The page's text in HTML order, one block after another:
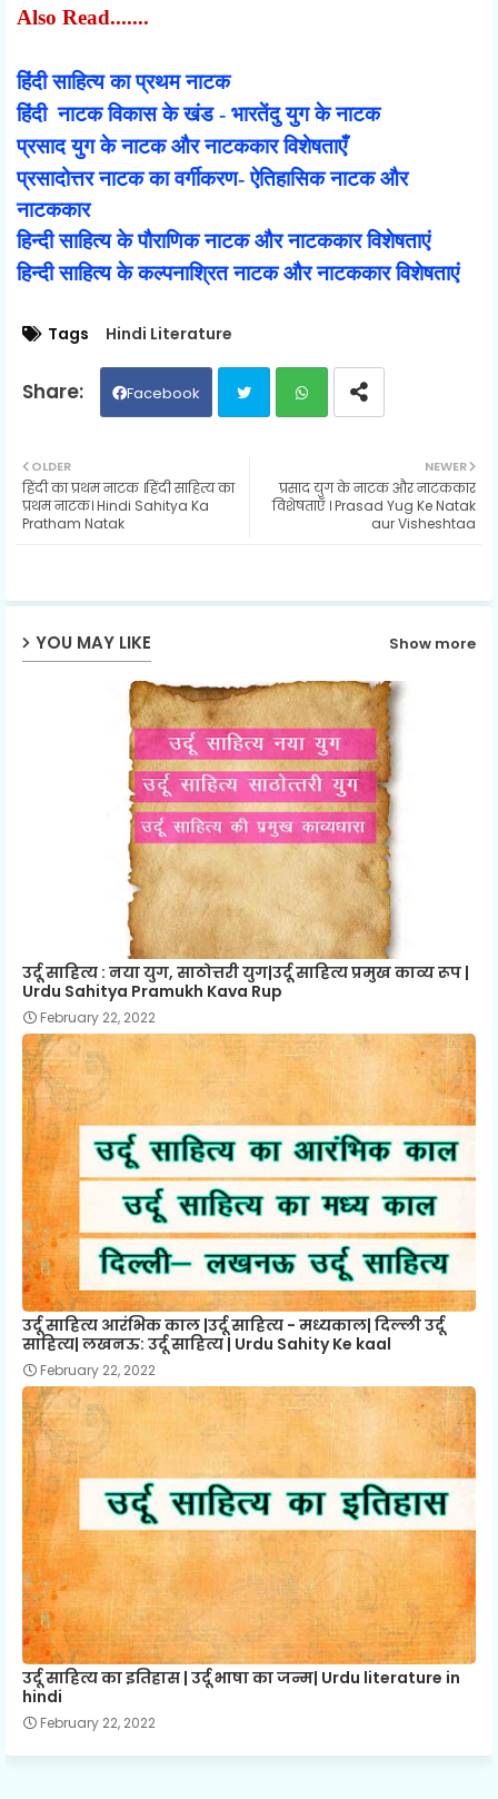
Also Read.......
हिंदी साहित्य का प्रथम नाटक
हिंदी नाटक विकास के खंड - भारतेंदु युग के नाटक
प्रसाद युग के नाटक और नाटककार विशेषताएँ
प्रसादोत्तर नाटक का वर्गीकरण- ऐतिहासिक नाटक और
नाटककार
हिन्दी साहित्य के पौराणिक नाटक और नाटककार विशेषताएं
हिन्दी साहित्य के कल्पनाश्रित नाटक और नाटककार विशेषताएं
Tags Hindi Literature
Facebook
ats
NEWER
प्रसाद युग के नाटक और नाटककार
विशेषताएँ । Prasad Yug Ke Natak
aur Visheshtaa
OLDER
हिंदी का प्रथम नाटक ।हिंदी साहित्य का
प्रथम नाटक। Hindi Sahitya Ka
Pratham Natak
YOU MAY LIKE Show more
उर्दू साहित्य : नया युग, साठोत्तरी युग|उर्दू साहित्य प्रमुख काव्य रूप |
Urdu Sahitya Pramukh Kava Rup
February 22, 2022
उर्दू साहित्य आरंभिक काल |उर्दू साहित्य - मध्यकाल| दिल्ली उर्दू
साहित्य| लखनऊ: उर्दू साहित्य | Urdu Sahity Ke kaal
February 22, 2022
उर्दू साहित्य का इतिहास | उर्दू भाषा का जन्म| Urdu literature in
hindi
February 22, 2022